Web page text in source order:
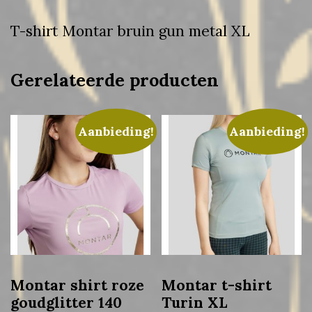
T-shirt Montar bruin gun metal XL
Gerelateerde producten
Aanbieding!
Montar shirt roze
goudglitter 140
Aanbieding!
Montar t-shirt
Turin XL